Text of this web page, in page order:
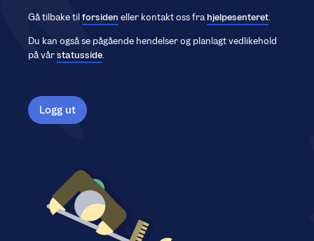
Gå tilbake tilforsiden eller kontakt oss frahjelpesenteret.
Du kan også se pågående hendelser og planlagt vedlikehold
på vårstatusside.
Logg ut